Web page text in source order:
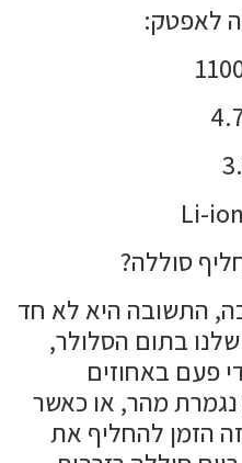
לאפטק:
סוללה?
התשובה היא לא חד
בתום הסלולר,
פעם באחוזים
מהר, או כאשר
הזמן להחליף את